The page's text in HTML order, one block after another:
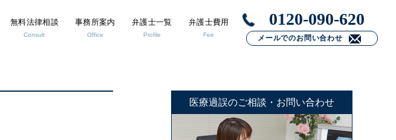
無料法律相談
Consult
事務所案内
Office
弁護士一覧
Profile
弁護士費用
Fee
0120-090-620
メールでのお問い合わせ
医療過誤のご相談・お問い合わせ